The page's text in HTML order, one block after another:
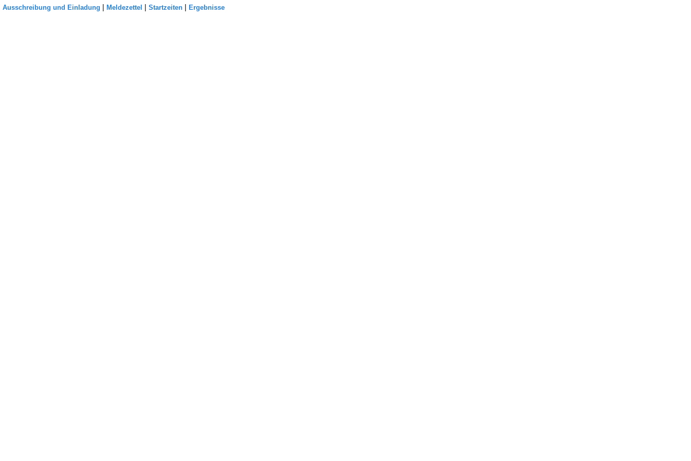
Ausschreibung und Einladung | Meldezettel | Startzeiten | Ergebnisse